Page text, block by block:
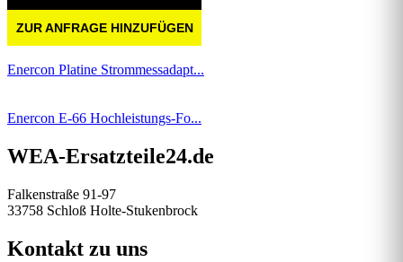
ZUR ANFRAGE HINZUFÜGEN
Enercon Platine Strommessadapt...
Enercon E-66 Hochleistungs-Fo...
WEA-Ersatzteile24.de
Falkenstraße 91-97
33758 Schloß Holte-Stukenbrock
Kontakt zu uns